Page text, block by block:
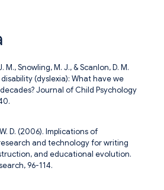
M., Snowling, M. J., & Scanlon, D. M.
(dyslexia): What have we
Journal of Child Psychology
D. (2006). Implications of
and technology for writing
and educational evolution.
96-114.